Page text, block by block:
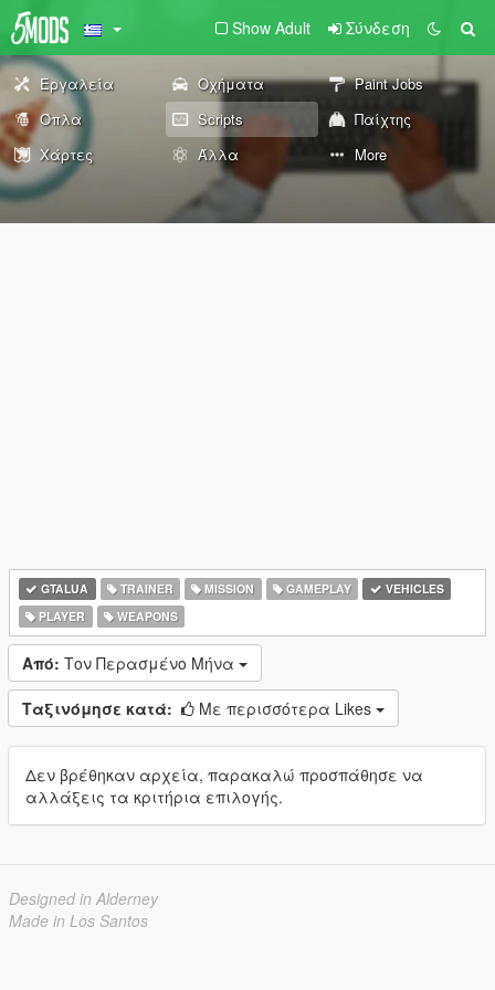
Show Adult Σύνδεση
Εργαλεία Οχήματα
Paint Jobs
Όπλα
Scripts
Παίχτης
Χάρτες
Άλλα More
GTALUA TRAINER MISSION GAMEPLAY
VEHICLES
PLAYER
WEAPONS
Από: Τον Περασμένο Μήνα
Ταξινόμησε κατά: Με περισσότερα Likes
Δεν βρέθηκαν αρχεία, παρακαλώ προσπάθησε να
αλλάξεις τα κριτήρια επιλογής.
Designed in Alderney
Made in Los Santos